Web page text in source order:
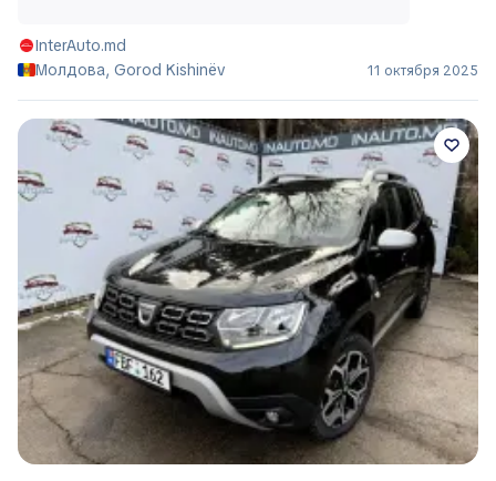
InterAuto.md
Молдова, Gorod Kishinëv
11 октября 2025